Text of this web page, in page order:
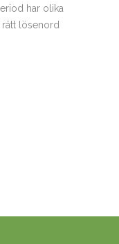
har olika
rätt lösenord